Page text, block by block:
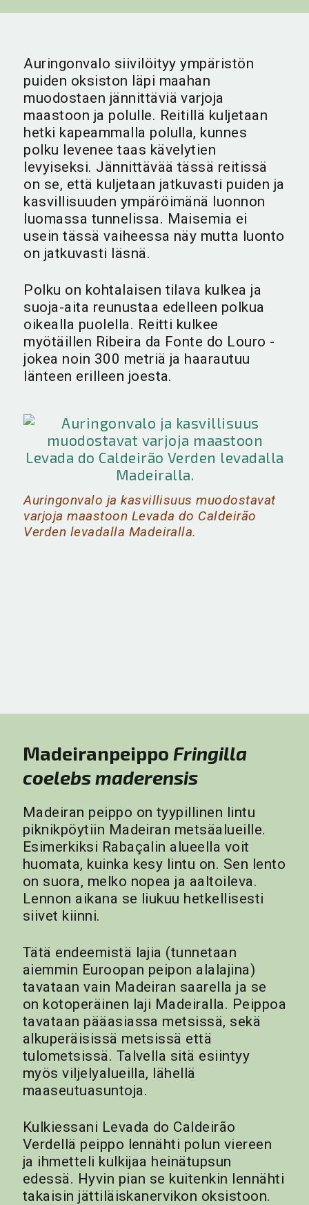
Auringonvalo siivilöityy ympäristön
puiden oksiston läpi maahan
muodostaen jännittäviä varjoja
maastoon ja polulle. Reitillä kuljetaan
hetki kapeammalla polulla, kunnes
polku levenee taas kävelytien
levyiseksi. Jännittävää tässä reitissä
on se, että kuljetaan jatkuvasti puiden ja
kasvillisuuden ympäröimänä luonnon
luomassa tunnelissa. Maisemia ei
usein tässä vaiheessa näy mutta luonto
on jatkuvasti läsnä.
Polku on kohtalaisen tilava kulkea ja
suoja-aita reunustaa edelleen polkua
oikealla puolella. Reitti kulkee
myötäillen Ribeira da Fonte do Louro -
jokea noin 300 metriä ja haarautuu
länteen erilleen joesta.
Auringonvalo ja kasvillisuus muodostavat
varjoja maastoon Levada do Caldeirão
Verden levadalla Madeiralla.
Madeiranpeippo Fringilla
coelebs maderensis
Madeiran peippo on tyypillinen lintu
piknikpöytiin Madeiran metsäalueille.
Esimerkiksi Rabaçalin alueella voit
huomata, kuinka kesy lintu on. Sen lento
on suora, melko nopea ja aaltoileva.
Lennon aikana se liukuu hetkellisesti
siivet kiinni.
Tätä endeemistä lajia (tunnetaan
aiemmin Euroopan peipon alalajina)
tavataan vain Madeiran saarella ja se
on kotoperäinen laji Madeiralla. Peippoa
tavataan pääasiassa metsissä, sekä
alkuperäisissä metsissä että
tulometsissä. Talvella sitä esiintyy
myös viljelyalueilla, lähellä
maaseutuasuntoja.
Kulkiessani Levada do Caldeirão
Verdellä peippo lennähti polun viereen
ja ihmetteli kulkijaa heinätupsun
edessä. Hyvin pian se kuitenkin lennähti
takaisin jättiläiskanervikon oksistoon.